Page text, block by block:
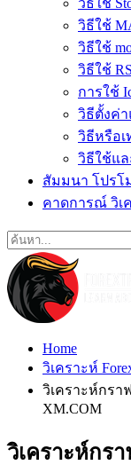
วิธีใช้
วิธีใช้
วิธีใช้
วิธีใช้
การใช้
วิธีตั้งค่า
วิธีหรือเ
วิธีใช้แล
สัมมนา โปรโ
คาดการณ์ วิเ
Home
วิเคราะห์
วิเคราะห์กรา
XM.COM
วิเคราะห์กร